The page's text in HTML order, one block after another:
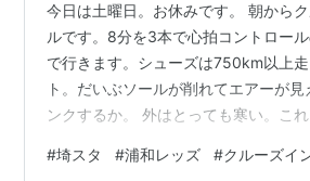
今日は土曜日。お休みです。 朝から
ルです。8分を3本で心拍コントロー
で行きます。シューズは750km以上
ト。だいぶソールが削れてエアーが
ンクするか。 外はとっても寒い。こ
寒いのに結構ランナーとすれ違う。負
#埼スタ #浦和レッズ #クルーズイ